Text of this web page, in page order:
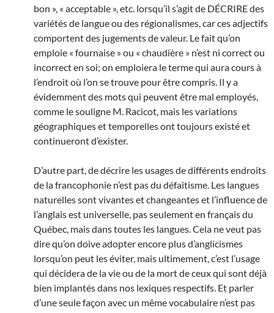
bon », « acceptable », etc. lorsqu’il s’agit de DÉCRIRE des
variétés de langue ou des régionalismes, car ces adjectifs
comportent des jugements de valeur. Le fait qu’on
emploie « fournaise » ou « chaudière » n’est ni correct ou
incorrect en soi; on emploiera le terme qui aura cours à
l’endroit où l’on se trouve pour être compris. Il y a
évidemment des mots qui peuvent être mal employés,
comme le souligne M. Racicot, mais les variations
géographiques et temporelles ont toujours existé et
continueront d’exister.
D’autre part, de décrire les usages de différents endroits
de la francophonie n’est pas du défaitisme. Les langues
naturelles sont vivantes et changeantes et l’influence de
l’anglais est universelle, pas seulement en français du
Québec, mais dans toutes les langues. Cela ne veut pas
dire qu’on doive adopter encore plus d’anglicismes
lorsqu’on peut les éviter, mais ultimement, c’est l’usage
qui décidera de la vie ou de la mort de ceux qui sont déjà
bien implantés dans nos lexiques respectifs. Et parler
d’une seule façon avec un même vocabulaire n’est pas